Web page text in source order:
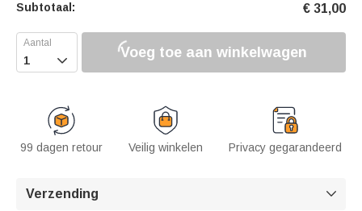
Subtotaal: € 31,00
 Voeg toe aan winkelwagen
99 dagen retour Veilig winkelen Privacy gegarandeerd
Verzending 